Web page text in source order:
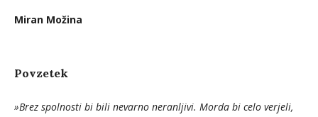
Miran Možina
Povzetek
»Brez spolnosti bi bili nevarno neranljivi. Morda bi celo verjeli,